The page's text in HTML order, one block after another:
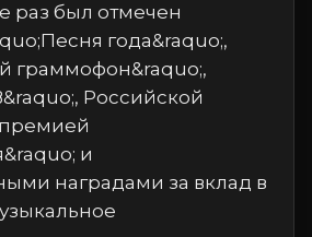
раз был отмечен
года&raquo;,
граммофон&raquo;,
Российской
и
наградами за вклад в